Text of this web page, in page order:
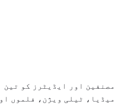
مصنفین اور ایڈیٹرز کو تین
میڈیا، ٹیلی ویژن، فلموں